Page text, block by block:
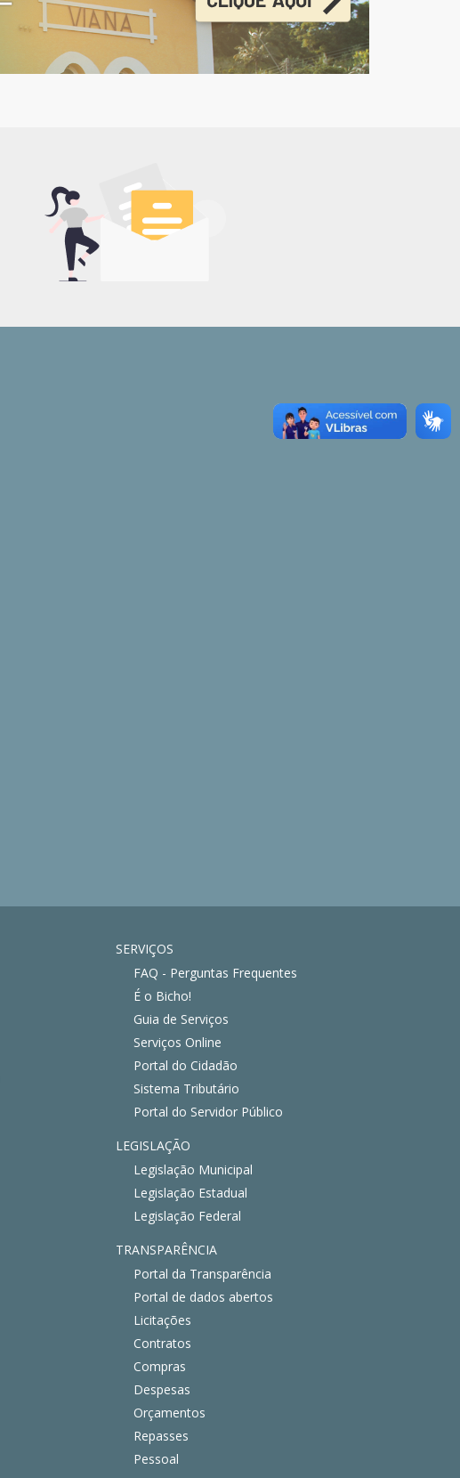
SERVIÇOS
FAQ - Perguntas Frequentes
É o Bicho!
Guia de Serviços
Serviços Online
Portal do Cidadão
Sistema Tributário
Portal do Servidor Público
LEGISLAÇÃO
Legislação Municipal
Legislação Estadual
Legislação Federal
TRANSPARÊNCIA
Portal da Transparência
Portal de dados abertos
Licitações
Contratos
Compras
Despesas
Orçamentos
Repasses
Pessoal